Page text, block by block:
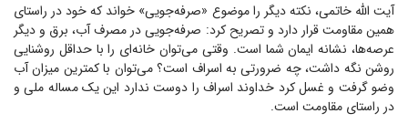
آیت الله خاتمی، نکته دیگر را موضوع «صرفه‌جویی» خواند که خود در راستای
همین مقاومت قرار دارد و تصریح کرد: صرفه‌جویی در مصرف آب، برق و دیگر
عرصه‌ها، نشانه ایمان شما است. وقتی می‌توان خانه‌ای را با حداقل روشنایی
روشن نگه داشت، چه ضرورتی به اسراف است؟ می‌توان با کمترین میزان آب
وضو گرفت و غسل کرد خداوند اسراف را دوست ندارد این یک مساله ملی و
در راستای مقاومت است.